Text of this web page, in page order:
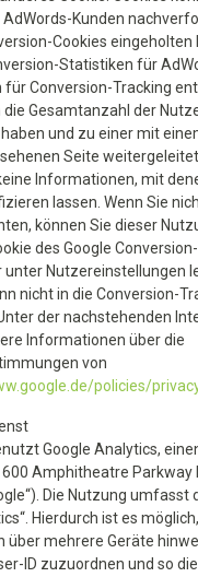
Kunden
Cookies
Statistiken für
für Conversion-Tracking
Gesamtanzahl der
und zu einer mit
Seite
Informationen, mit
lassen. Wenn Sie
können Sie dieser
des Google
unter Nutzereinstellungen
nicht in die Conversion-
der nachstehenden
Informationen über die
von
policies/
Google Analytics,
Amphitheatre Parkway
Die Nutzung umfasst
Hierdurch ist es
über mehrere Geräte
ID zuzuordnen und so